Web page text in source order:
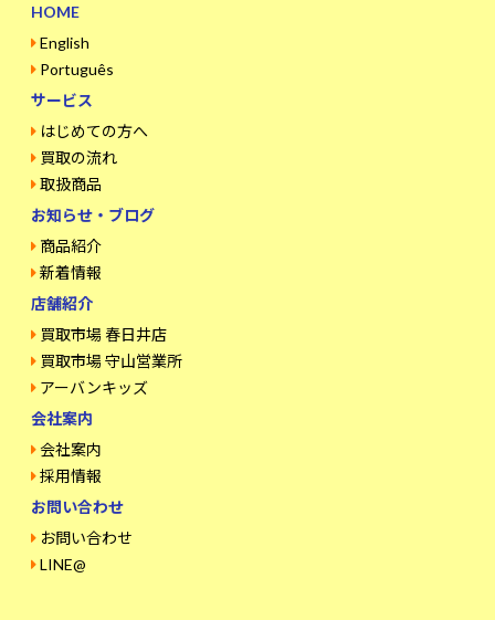
HOME
English
Português
サービス
はじめての方へ
買取の流れ
取扱商品
お知らせ・ブログ
商品紹介
新着情報
店舗紹介
買取市場 春日井店
買取市場 守山営業所
アーバンキッズ
会社案内
会社案内
採用情報
お問い合わせ
お問い合わせ
LINE@